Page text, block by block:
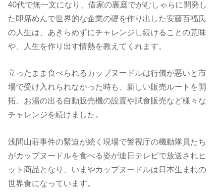
40代で無一文になり、借家の裏庭でがむしゃらに開発し
た即席めんで世界的な企業の礎を作り出した安藤百福氏
の人生は、あきらめずにチャレンジし続けることの意味
や、人生を作り出す情熱を教えてくれます。
立ったまま食べられるカップヌードルは行儀が悪いと市
場で受け入れられなかった時も、新しい販売ルートを開
拓、お湯の出る自動販売機の設置や試食販売など様々な
チャレンジを続けました。
浅間山荘事件の緊迫が続く現場で警視庁の機動隊員たち
がカップヌードルを食べる姿が連日テレビで放送されヒ
ット商品となり、いまやカップヌードルは日本生まれの
世界食になっています。